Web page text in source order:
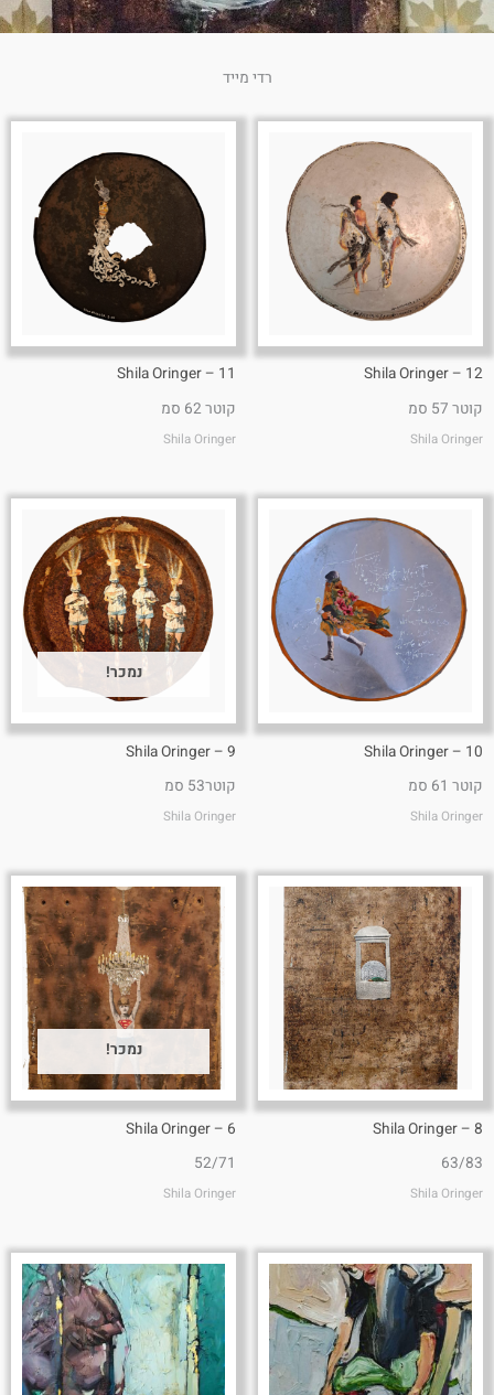
רדי מייד
12 – Shila Oringer
קוטר 57 סמ
Shila Oringer
11 – Shila Oringer
קוטר 62 סמ
Shila Oringer
10 – Shila Oringer
קוטר 61 סמ
Shila Oringer
נמכר!
9 – Shila Oringer
קוטר53 סמ
Shila Oringer
8 – Shila Oringer
63/83
Shila Oringer
נמכר!
6 – Shila Oringer
52/71
Shila Oringer